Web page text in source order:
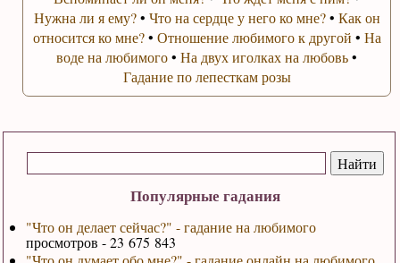
Популярные гадания
"Что он делает сейчас?" - гадание на любимого
просмотров - 23 675 843
Нужна ли я ему?• Что на сердце у него ко мне?• Как он
относится ко мне?• Отношение любимого к другой • На
воде на любимого•На двух иголках на любовь•
Гадание по лепесткам розы